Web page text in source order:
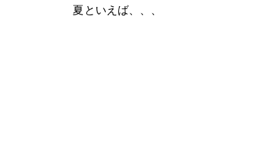
夏といえば、、、